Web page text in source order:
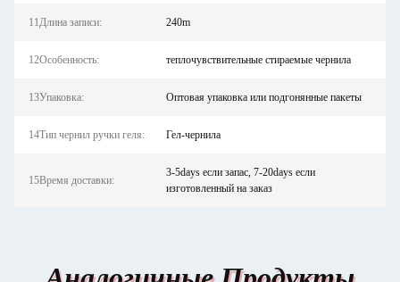
11Длина записи: 240m
12Особенность: теплочувствительные стираемые чернила
13Упаковка: Оптовая упаковка или подгонянные пакеты
14Тип чернил ручки геля: Гел-чернила
15Время доставки:
3-5days если запас, 7-20days если
изготовленный на заказ